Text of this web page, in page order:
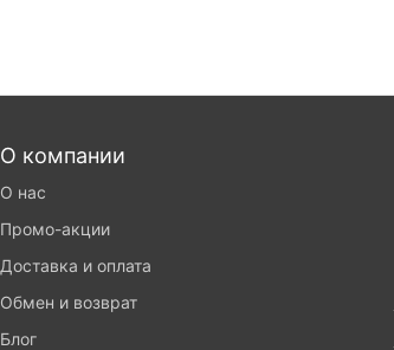
О компании
О нас
Промо-акции
Доставка и оплата
Обмен и возврат
Блог